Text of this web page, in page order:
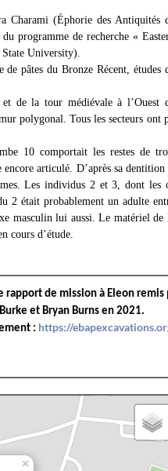
Charami (Éphorie des Antiquités
programme de recherche «
University).
pâtes du Bronze Récent, études
et de la tour médiévale à l’Ouest
polygonal. Tous les secteurs ont
10 comportait les restes de
articulé. D’après sa
Les individus 2 et 3, dont les
2 était probablement un adulte
masculin lui aussi. Le matériel de
cours d’étude.
rapport de mission à Eleon remis
et Bryan Burns en 2021.
: https://
×